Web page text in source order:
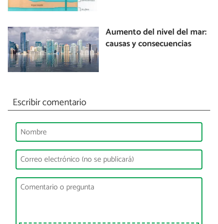
Aumento del nivel del mar:
causas y consecuencias
Escribir comentario